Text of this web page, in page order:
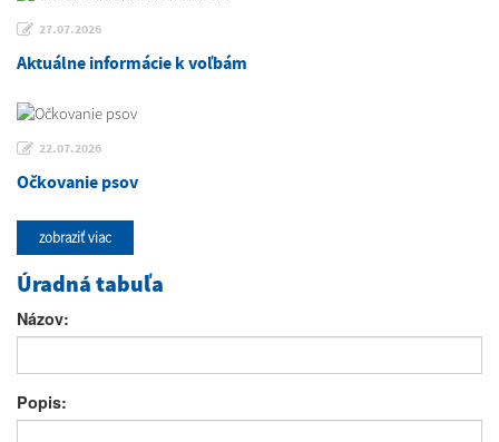
27.07.2026
Aktuálne informácie k voľbám
22.07.2026
Očkovanie psov
zobraziť viac
Úradná tabuľa
Názov:
Popis: